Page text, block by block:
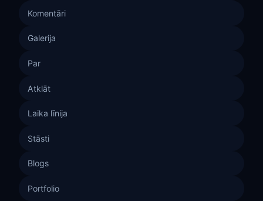
Komentāri
Galerija
Par
Atklāt
Laika līnija
Stāsti
Blogs
Portfolio